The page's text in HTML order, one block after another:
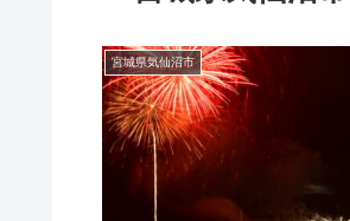
宮城県気仙沼市